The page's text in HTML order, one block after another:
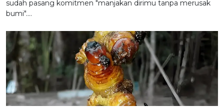
sudah pasang komitmen "manjakan dirimu tanpa merusak
bumi".…